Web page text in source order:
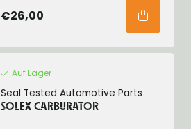
€26,00
Auf Lager
Seal Tested Automotive Parts
SOLEX CARBURATOR